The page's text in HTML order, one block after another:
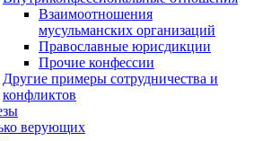
Взаимоотношения
мусульманских организаций
Православные юрисдикции
Прочие конфессии
Другие примеры сотрудничества и
конфликтов
верующих